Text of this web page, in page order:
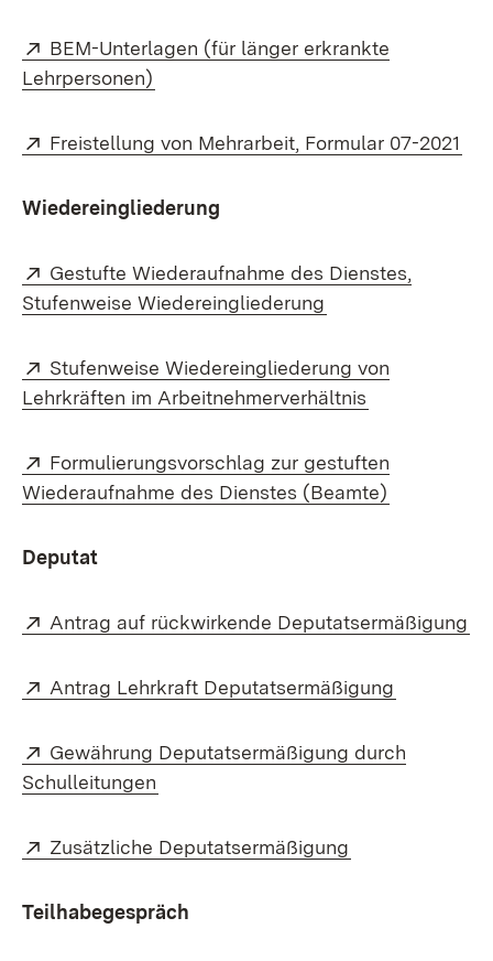
Extern:
BEM-Unterlagen (für länger erkrankte
Lehrpersonen)
Extern:
Freistellung von Mehrarbeit, Formular 07-2021
Wiedereingliederung
Extern:
Gestufte Wiederaufnahme des Dienstes,
Stufenweise Wiedereingliederung
Extern:
Stufenweise Wiedereingliederung von
Lehrkräften im Arbeitnehmerverhältnis
Extern:
Formulierungsvorschlag zur gestuften
Wiederaufnahme des Dienstes (Beamte)
Deputat
Extern:
Antrag auf rückwirkende Deputatsermäßigung
Extern:
Antrag Lehrkraft Deputatsermäßigung
Extern:
Gewährung Deputatsermäßigung durch
Schulleitungen
Extern:
Zusätzliche Deputatsermäßigung
Teilhabegespräch